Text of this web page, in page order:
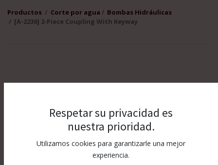
Productos Corte por agua
Bombas Hidráulicas
[A-2236] 2-Piece Coupling With Keyway
Respetar su privacidad es
nuestra prioridad.
Utilizamos cookies para garantizarle una mejor
experiencia.